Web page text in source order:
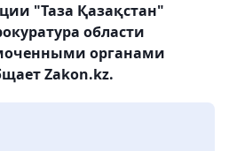
"Таза Қазақстан"
области
органами
Zakon.kz.